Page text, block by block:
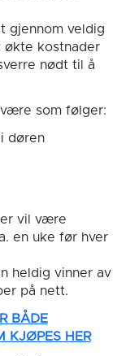
gjennom veldig
økte kostnader
nødt til å
være som følger:
døren
vil være
en uke før hver
heldig vinner av
på nett.
BÅDE
KJØPES HER